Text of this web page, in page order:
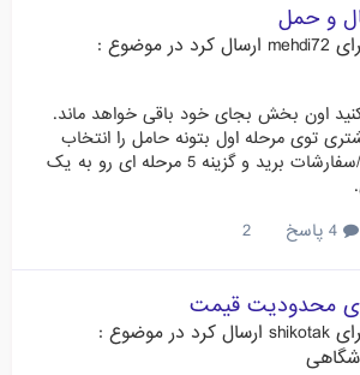
و حمل
mehdi72 ارسال کرد در موضوع :
اون بخش بجای خود باقی خواهد ماند.
توی مرحله اول بتونه حامل را انتخاب
کنه به منو تنظیمات /سفارشات برید و گزینه 5 مرحله ای رو به یک
2
محدودیت قیمت
shikotak ارسال کرد در موضوع :